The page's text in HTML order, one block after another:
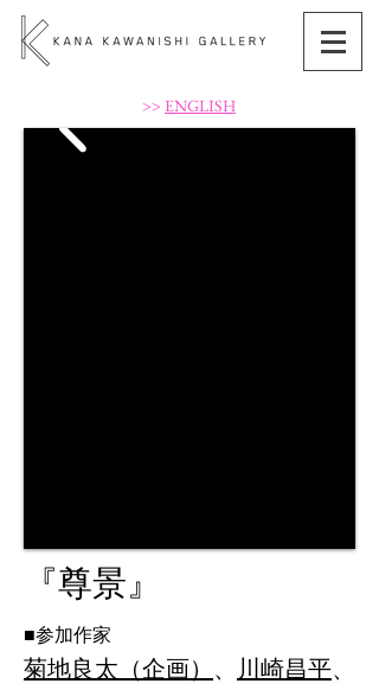
>> ENGLISH
『尊景』
■参加作家
菊地良太（企画） 、 川崎昌平、